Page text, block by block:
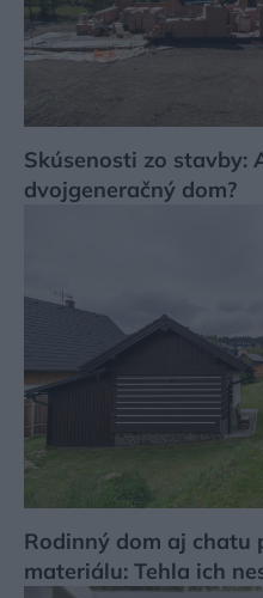
Skúsenosti zo stavby:
dvojgeneračný dom?
Rodinný dom aj chatu
materiálu: Tehla ich